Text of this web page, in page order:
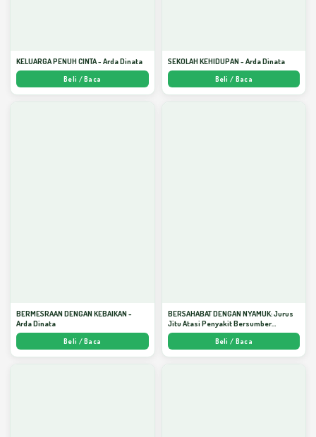
KELUARGA PENUH CINTA - Arda Dinata
Beli / Baca
SEKOLAH KEHIDUPAN - Arda Dinata
Beli / Baca
BERMESRAAN DENGAN KEBAIKAN -
Arda Dinata
Beli / Baca
BERSAHABAT DENGAN NYAMUK: Jurus
Jitu Atasi Penyakit Bersumber
Nyamuk - Arda Dinata
Beli / Baca